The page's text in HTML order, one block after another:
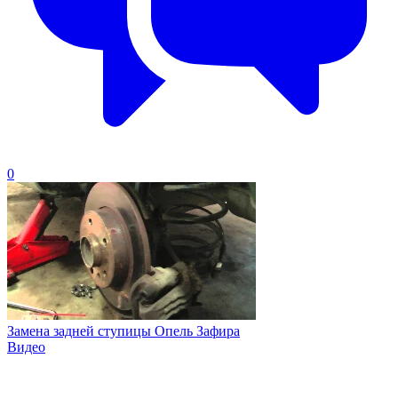
0
Замена задней ступицы Опель Зафира
Видео